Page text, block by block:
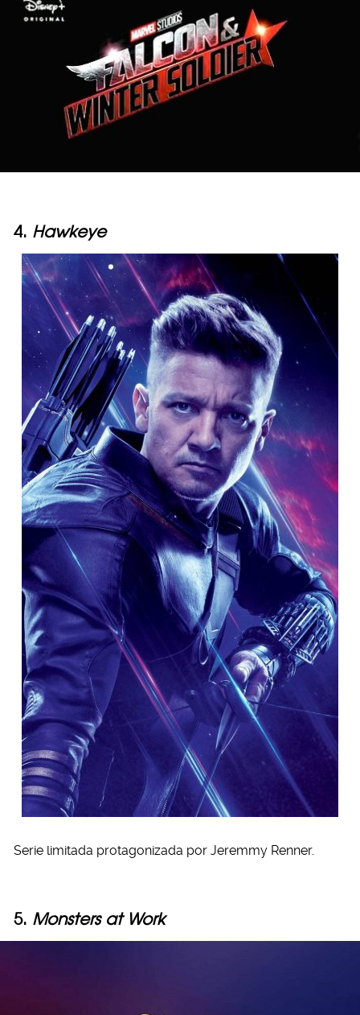
4. Hawkeye
Serie limitada protagonizada por Jeremmy Renner.
5. Monsters at Work